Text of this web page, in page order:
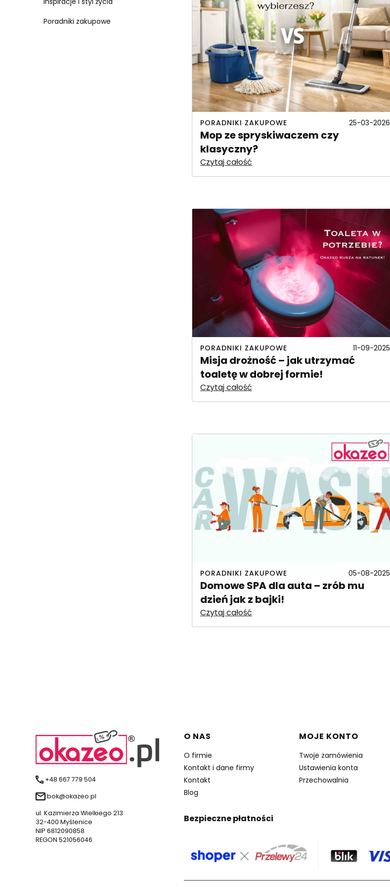
Poradniki zakupowe
PORADNIKI ZAKUPOWE 25-03-2026
Mop ze spryskiwaczem czy
klasyczny?
Czytaj całość
PORADNIKI ZAKUPOWE 11-09-2025
Misja drożność – jak utrzymać
toaletę w dobrej formie!
Czytaj całość
PORADNIKI ZAKUPOWE 05-08-2025
Domowe SPA dla auta – zrób mu
dzień jak z bajki!
Czytaj całość
+48 667 779 504
bok@okazeo.pl
ul. Kazimierza Wielkiego 213
32-400 Myślenice
NIP 6812090858
REGON 521056046
Linki w stopce
O NAS
O firmie
Kontakt i dane firmy
Kontakt
Blog
MOJE KONTO
Twoje zamówienia
Ustawienia konta
Przechowalnia
Bezpieczne płatności